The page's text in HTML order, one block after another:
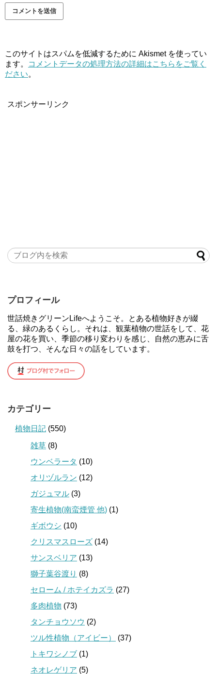
このサイトはスパムを低減するために Akismet を使ってい
ます。
コメントデータの処理方法の詳細はこちらをご覧く
ださい。
スポンサーリンク
プロフィール
世話焼きグリーンLifeへようこそ。とある植物好きが綴
る、緑のあるくらし。それは、観葉植物の世話をして、花
屋の花を買い、季節の移り変わりを感じ、自然の恵みに舌
鼓を打つ、そんな日々の話をしています。
カテゴリー
植物日記 (550)
雑草 (8)
ウンベラータ (10)
オリヅルラン (12)
ガジュマル (3)
寄生植物(南蛮煙管 他) (1)
ギボウシ (10)
クリスマスローズ (14)
サンスベリア (13)
獅子葉谷渡り (8)
セローム / ホテイカズラ (27)
多肉植物 (73)
タンチョウソウ (2)
ツル性植物（アイビー）
(37)
トキワシノブ (1)
ネオレゲリア (5)